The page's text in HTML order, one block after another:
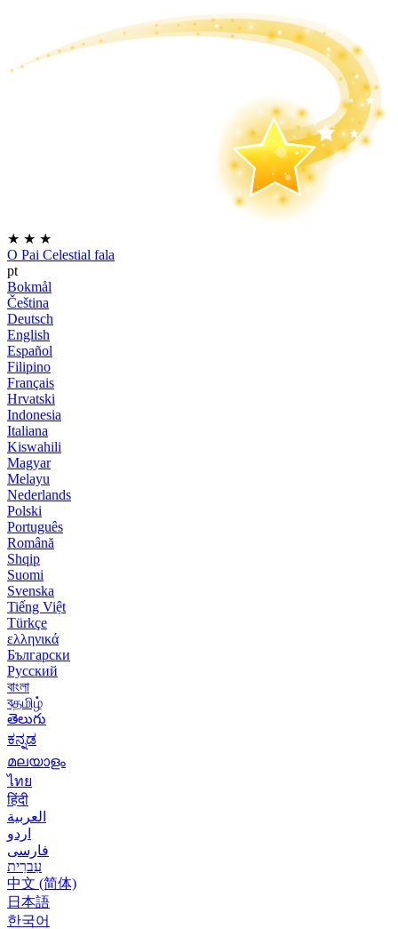
★ ★ ★
O Pai Celestial fala
pt
Bokmål
Čeština
Deutsch
English
Español
Filipino
Français
Hrvatski
Indonesia
Italiana
Kiswahili
Magyar
Melayu
Nederlands
Polski
Português
Română
Shqip
Suomi
Svenska
Tiếng Việt
Türkçe
ελληνικά
Български
Русский
বাংলা
বதமிழ்
తెలుగు
ಕನ್ನಡ
മലയാളം
ไทย
हिंदी
العربية
اردو
فارسی
עִברִית
中文 (简体)
日本語
한국어